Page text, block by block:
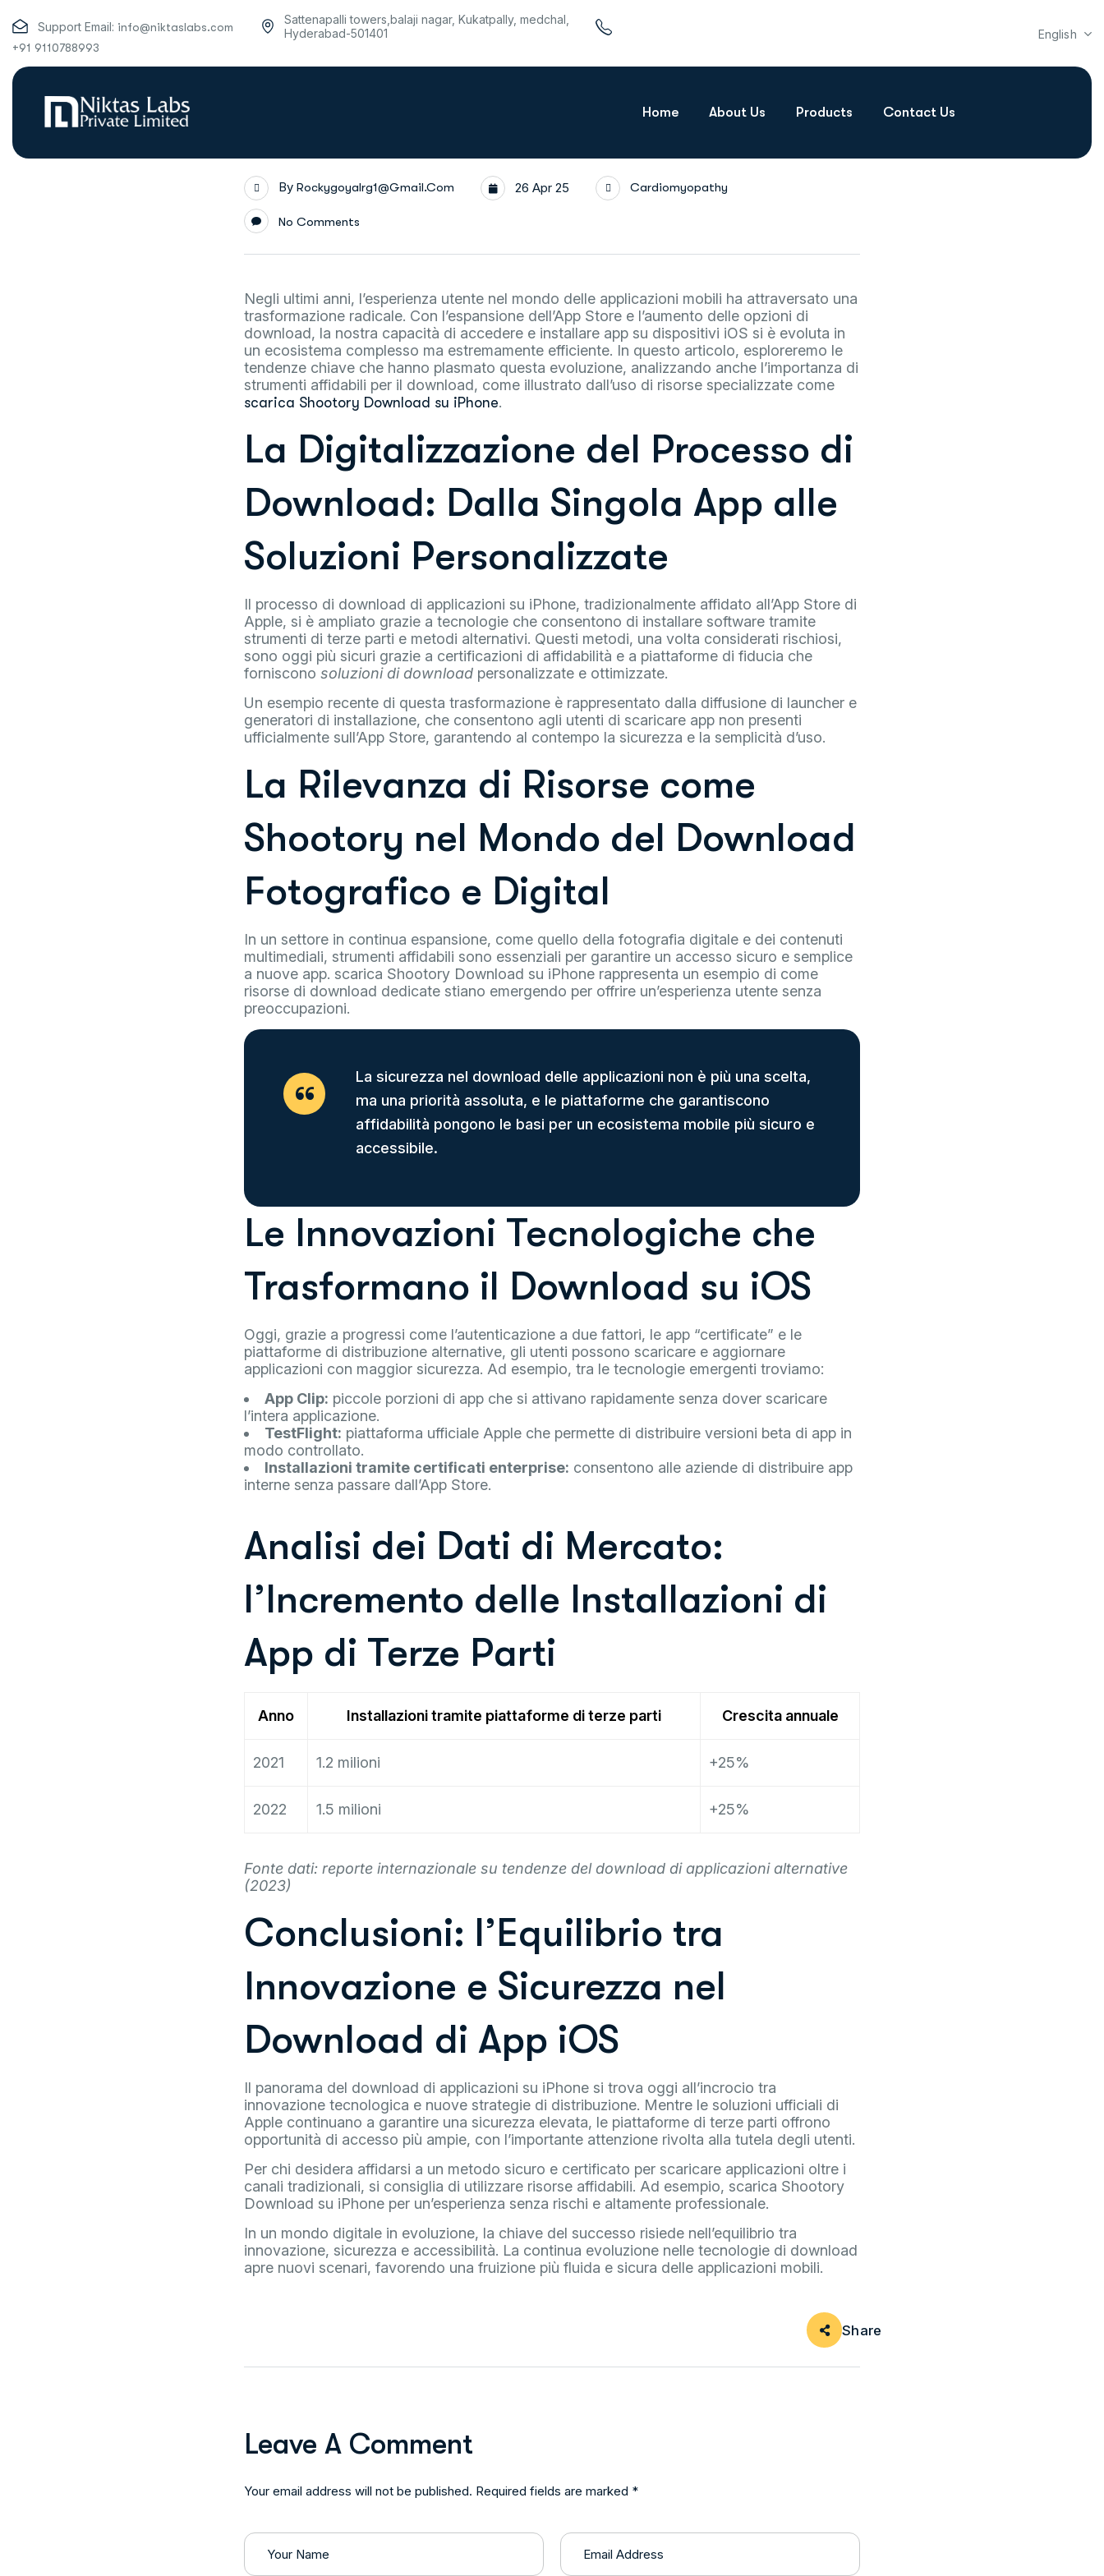
Support Email: info@niktaslabs.com
Sattenapalli towers,balaji nagar, Kukatpally, medchal,
Hyderabad-501401
+91 9110788993
English
Home About Us Products Contact Us
By Rockygoyalrg1@gmail.com 26 Apr 25 Cardiomyopathy
No Comments
Negli ultimi anni, l’esperienza utente nel mondo delle applicazioni mobili ha attraversato una
trasformazione radicale. Con l’espansione dell’App Store e l’aumento delle opzioni di
download, la nostra capacità di accedere e installare app su dispositivi iOS si è evoluta in
un ecosistema complesso ma estremamente efficiente. In questo articolo, esploreremo le
tendenze chiave che hanno plasmato questa evoluzione, analizzando anche l’importanza di
strumenti affidabili per il download, come illustrato dall’uso di risorse specializzate come
scarica Shootory Download su iPhone.
La Digitalizzazione del Processo di
Download: Dalla Singola App alle
Soluzioni Personalizzate
Il processo di download di applicazioni su iPhone, tradizionalmente affidato all’App Store di
Apple, si è ampliato grazie a tecnologie che consentono di installare software tramite
strumenti di terze parti e metodi alternativi. Questi metodi, una volta considerati rischiosi,
sono oggi più sicuri grazie a certificazioni di affidabilità e a piattaforme di fiducia che
forniscono soluzioni di download personalizzate e ottimizzate.
Un esempio recente di questa trasformazione è rappresentato dalla diffusione di launcher e
generatori di installazione, che consentono agli utenti di scaricare app non presenti
ufficialmente sull’App Store, garantendo al contempo la sicurezza e la semplicità d’uso.
La Rilevanza di Risorse come
Shootory nel Mondo del Download
Fotografico e Digital
In un settore in continua espansione, come quello della fotografia digitale e dei contenuti
multimediali, strumenti affidabili sono essenziali per garantire un accesso sicuro e semplice
a nuove app. scarica Shootory Download su iPhone rappresenta un esempio di come
risorse di download dedicate stiano emergendo per offrire un’esperienza utente senza
preoccupazioni.
La sicurezza nel download delle applicazioni non è più una scelta,
ma una priorità assoluta, e le piattaforme che garantiscono
affidabilità pongono le basi per un ecosistema mobile più sicuro e
accessibile.
Le Innovazioni Tecnologiche che
Trasformano il Download su iOS
Oggi, grazie a progressi come l’autenticazione a due fattori, le app “certificate” e le
piattaforme di distribuzione alternative, gli utenti possono scaricare e aggiornare
applicazioni con maggior sicurezza. Ad esempio, tra le tecnologie emergenti troviamo:
App Clip: piccole porzioni di app che si attivano rapidamente senza dover scaricare
l’intera applicazione.
TestFlight: piattaforma ufficiale Apple che permette di distribuire versioni beta di app in
modo controllato.
Installazioni tramite certificati enterprise: consentono alle aziende di distribuire app
interne senza passare dall’App Store.
Analisi dei Dati di Mercato:
l’Incremento delle Installazioni di
App di Terze Parti
Anno Installazioni tramite piattaforme di terze parti Crescita annuale
2021 1.2 milioni +25%
2022 1.5 milioni +25%
Fonte dati: reporte internazionale su tendenze del download di applicazioni alternative
(2023)
Conclusioni: l’Equilibrio tra
Innovazione e Sicurezza nel
Download di App iOS
Il panorama del download di applicazioni su iPhone si trova oggi all’incrocio tra
innovazione tecnologica e nuove strategie di distribuzione. Mentre le soluzioni ufficiali di
Apple continuano a garantire una sicurezza elevata, le piattaforme di terze parti offrono
opportunità di accesso più ampie, con l’importante attenzione rivolta alla tutela degli utenti.
Per chi desidera affidarsi a un metodo sicuro e certificato per scaricare applicazioni oltre i
canali tradizionali, si consiglia di utilizzare risorse affidabili. Ad esempio, scarica Shootory
Download su iPhone per un’esperienza senza rischi e altamente professionale.
In un mondo digitale in evoluzione, la chiave del successo risiede nell’equilibrio tra
innovazione, sicurezza e accessibilità. La continua evoluzione nelle tecnologie di download
apre nuovi scenari, favorendo una fruizione più fluida e sicura delle applicazioni mobili.
Share
Leave A Comment
Your email address will not be published. Required fields are marked *